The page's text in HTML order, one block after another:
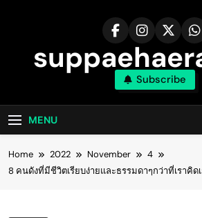
Subscribe
MENU
Home 2022 November
4
8 คนดังที่มีชีวิตเรียบง่ายและธรรมดาๆกว่าที่เราคิด